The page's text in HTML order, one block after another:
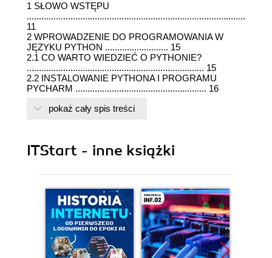
1 SŁOWO WSTĘPU
..............................................................................................
11
2 WPROWADZENIE DO PROGRAMOWANIA W
JĘZYKU PYTHON .......................... 15
2.1 CO WARTO WIEDZIEĆ O PYTHONIE?
......................................................................... 15
2.2 INSTALOWANIE PYTHONA I PROGRAMU
PYCHARM ...................................................... 16
W JĘZYKU PYTHON ...................................... 18
2.4.1 Typy liczbowe i operatory arytmetyczne
................................................. 24
2.4.3 Moduł
2.4.4 Funkcja input
...........................................................................................
pokaż cały spis treści
ITStart - inne książki